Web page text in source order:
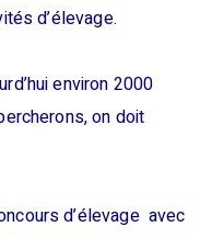
d’élevage.
environ 2000
on doit
d’élevage avec